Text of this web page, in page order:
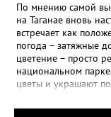
По мнению самой
на Таганае вновь
встречает как
погода – затяжные
цветение – просто
национальном
цветы и украшают
силы перед долгой